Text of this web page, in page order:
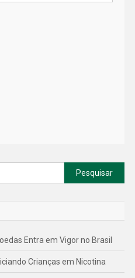
Pesquisar
por:
Entra em Vigor no Brasil
Crianças em Nicotina